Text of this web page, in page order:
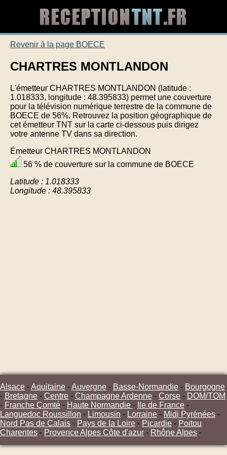
Revenir à la page BOECE
CHARTRES MONTLANDON
L'émetteur CHARTRES MONTLANDON (latitude :
1.018333, longitude : 48.395833) permet une couverture
pour la télévision numérique terrestre de la commune de
BOECE de 56%. Retrouvez la position géographique de
cet émetteur TNT sur la carte ci-dessous puis dirigez
votre antenne TV dans sa direction.
Émetteur CHARTRES MONTLANDON
56 % de couverture sur la commune de BOECE
Latitude : 1.018333
Longitude : 48.395833
Alsace -Aquitaine -Auvergne - Basse-Normandie - Bourgogne
- Bretagne - Centre - Champagne Ardenne - Corse - DOM/TOM
- Franche Comté - Haute Normandie - Ile de France -
Languedoc Roussillon - Limousin - Lorraine - Midi Pyrénées -
Nord Pas de Calais - Pays de la Loire - Picardie - Poitou
Charentes - Provence Alpes Côte d'azur - Rhône Alpes -